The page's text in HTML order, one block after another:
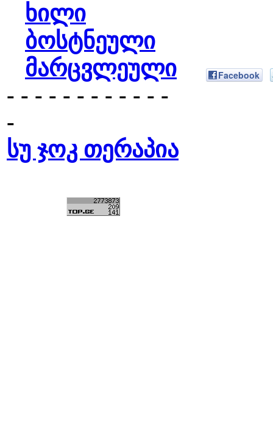
ხილი
ბოსტნეული
მარცვლეული
- - - - - - - - - - - -
-
სუ ჯოკ თერაპია
Facebook